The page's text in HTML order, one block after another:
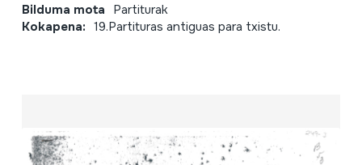
Bilduma mota Partiturak
Kokapena: 19.Partituras antiguas para txistu.